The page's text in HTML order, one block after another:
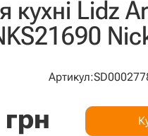
кухні Lidz
Артикул:
грн